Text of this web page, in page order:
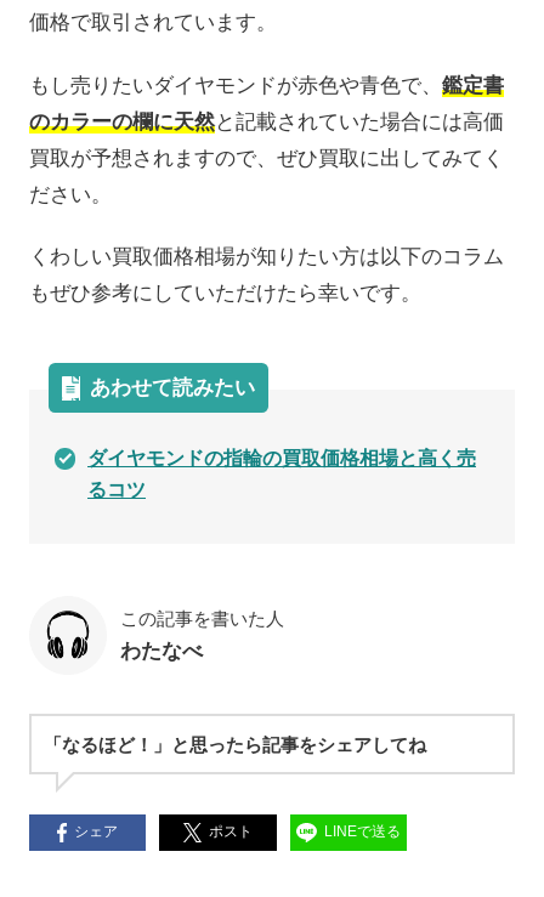
価格で取引されています。
もし売りたいダイヤモンドが赤色や青色で、 鑑定書
のカラーの欄に天然と記載されていた場合には高価
買取が予想されますので、ぜひ買取に出してみてく
ださい。
くわしい買取価格相場が知りたい方は以下のコラム
もぜひ参考にしていただけたら幸いです。
あわせて読みたい
ダイヤモンドの指輪の買取価格相場と高く売
るコツ
この記事を書いた人
わたなべ
「なるほど！」と思ったら記事をシェアしてね
シェア ポスト LINEで送る